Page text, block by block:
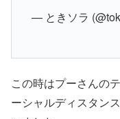
— ときソラ
この時はプーさんの
ーシャルディスタン